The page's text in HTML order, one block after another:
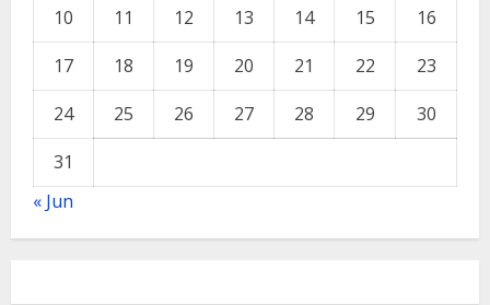
10
11 12 13 14 15
16
17
18 19 20 21 22
23
24
25 26 27 28 29
30
31
« Jun